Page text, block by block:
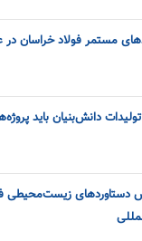
مستمر فولاد خراسان
دانش‌بنیان باید
دستاوردهای زیست‌محیطی